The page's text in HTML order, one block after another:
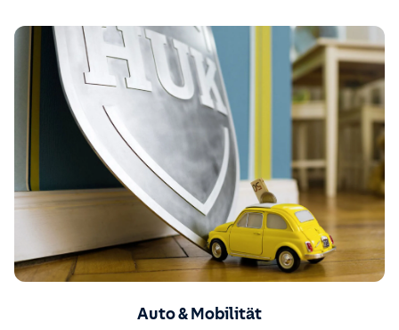
Auto & Mobilität